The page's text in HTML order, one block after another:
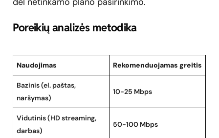
Poreikių analizės metodika
Naudojimas Rekomenduojamas greitis
Bazinis (el. paštas,
naršymas)
10-25 Mbps
Vidutinis (HD streaming,
darbas)
50-100 Mbps